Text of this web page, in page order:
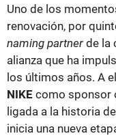
Uno de los
renovación, por
naming partner de la
alianza que ha
los últimos años. A
NIKE como sponsor
ligada a la historia
inicia una nueva